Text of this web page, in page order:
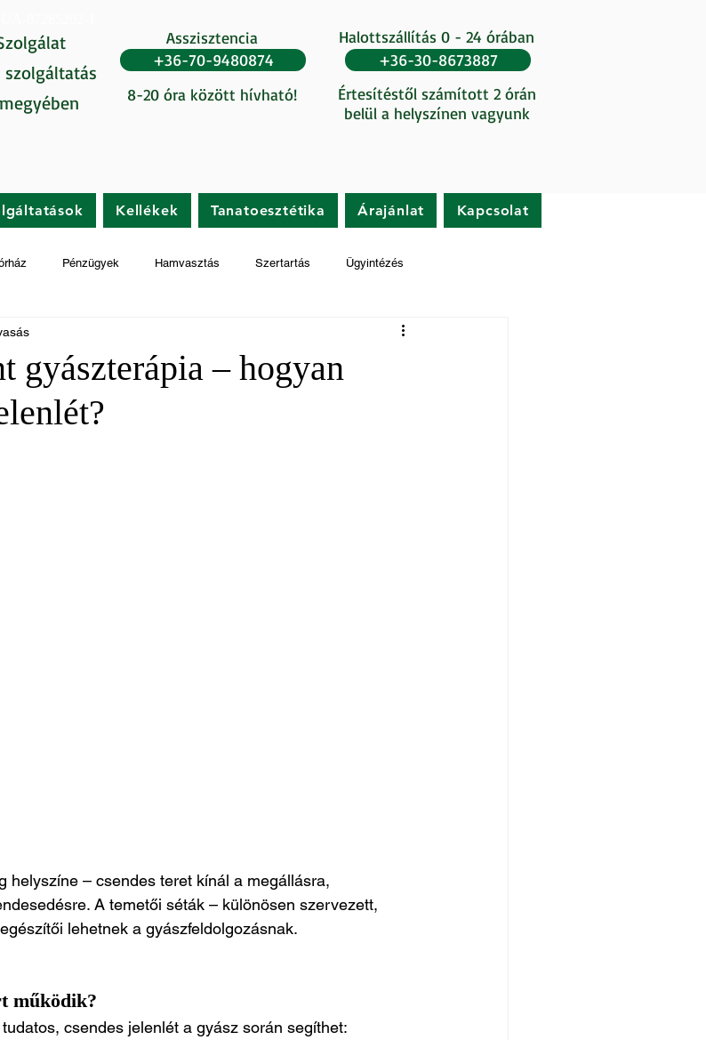
Asszisztencia
8-20 óra között hívható!
+36-70-9480874
Halottszállítás 0 - 24 órában
Értesítéstől számított 2 órán
belül a helyszínen vagyunk
+36-30-8673887
Kellékek Tanatoesztétika Árajánlat Kapcsolat
Pénzügyek Hamvasztás Szertartás Ügyintézés
gyászterápia – hogyan
helyszíne – csendes teret kínál a megállásra,
A temetői séták – különösen szervezett,
lehetnek a gyászfeldolgozásnak.
működik?
csendes jelenlét a gyász során segíthet: